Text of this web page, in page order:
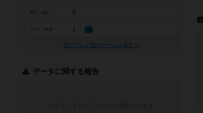
0
アート・外見 1
似たプレイ感のゲームを探す→
データに関する報告